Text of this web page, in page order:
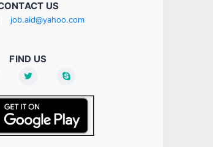
US
job.aid@yahoo.com
FIND US